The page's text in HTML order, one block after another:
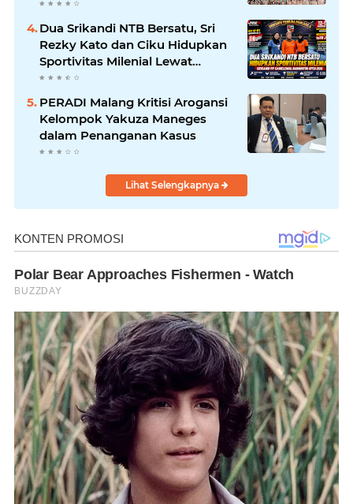
Dua Srikandi NTB Bersatu, Sri
Rezky Kato dan Ciku Hidupkan
Sportivitas Milenial Lewat
Badminton Open 2026
PERADI Malang Kritisi Arogansi
Kelompok Yakuza Maneges
dalam Penanganan Kasus
Lihat Selengkapnya